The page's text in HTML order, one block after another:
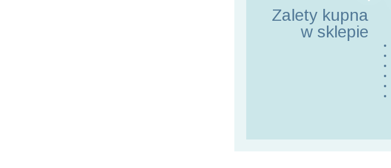
Zalety kupna
w sklepie